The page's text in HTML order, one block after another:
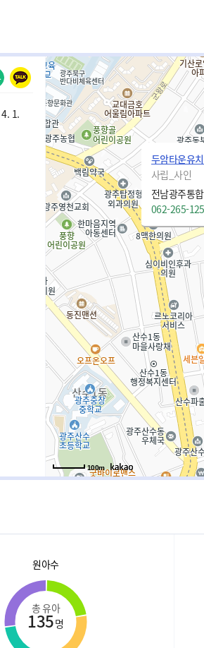
1.
두암타운유
사립_사인
062-265-
100m
원아수
총 유아
135명